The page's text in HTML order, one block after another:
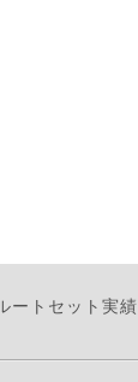
ートセット実績